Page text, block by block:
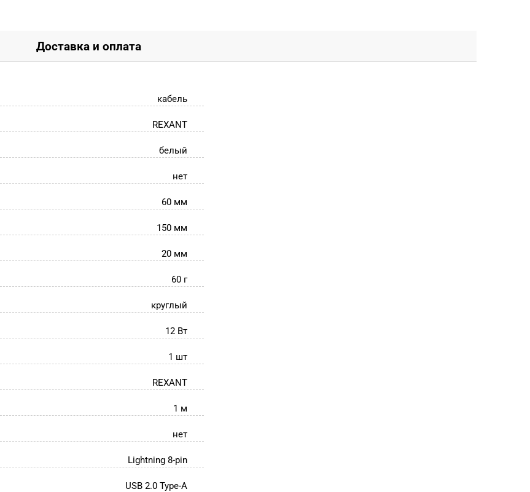
Доставка и оплата
кабель
REXANT
белый
нет
60 мм
150 мм
20 мм
60 г
круглый
12 Вт
1 шт
REXANT
1 м
нет
Lightning 8-pin
USB 2.0 Type-A